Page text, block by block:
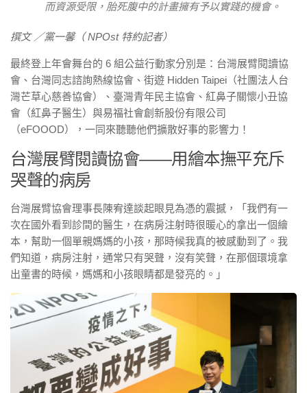
而資源受限，胎死腹中的計畫擁有予以實踐的機會。
撰文 ／黨一馨（ NPOst 特約記者）
最終登上年會舞台的 6 組公益行動家分別是：台灣展臂閱讀協
會、台灣同志諮詢熱線協會、街遊 Hidden Taipei（社團法人台
灣芒草心慈善協會）、臺灣青年民主協會、紅鼻子關懷小丑協
會（紅鼻子醫生）與易福社會創新股份有限公司
（eFOOOD），一同來聽聽他們擴散好事的影響力！
台灣展臂閱讀協會——用繪本撫平充斥
哭聲的病房
台灣展臂協會理事長陳宥達談起眼見為憑的震撼，「我們有一
次在國外看到診間的醫生，在病房注射時很暖心的拿出一個繪
本，幫助一個單親媽媽的小孩，那時候我真的被感動到了。我
們知道，病房注射，通常只有哭聲，沒有笑聲，在那個環境拿
出童書的時候，媽媽和小孩眼睛都是發亮的。」